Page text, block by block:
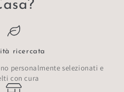
ricercata
personalmente selezionati e
con cura